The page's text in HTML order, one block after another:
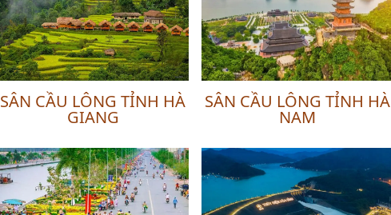
SÂN CẦU LÔNG TỈNH HÀ
GIANG
SÂN CẦU LÔNG TỈNH HÀ
NAM